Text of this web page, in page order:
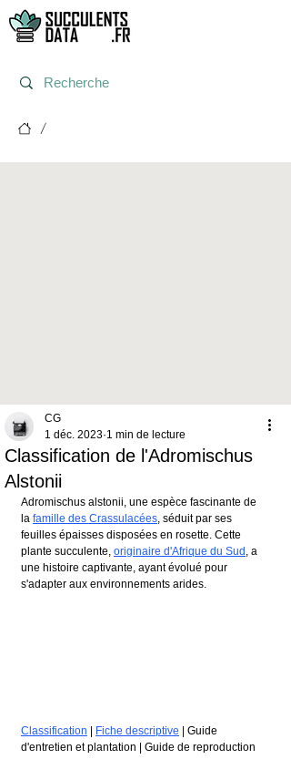
/
Classification de l'Adromischus
Alstonii
CG
1 déc. 2023 1 min de lecture
Adromischus alstonii, une espèce fascinante de
la famille des Crassulacées, séduit par ses
feuilles épaisses disposées en rosette. Cette
plante succulente, originaire d'Afrique du Sud , a
une histoire captivante, ayant évolué pour
s'adapter aux environnements arides.
Classification Fiche descriptive | Guide
d'entretien et plantation | Guide de reproduction